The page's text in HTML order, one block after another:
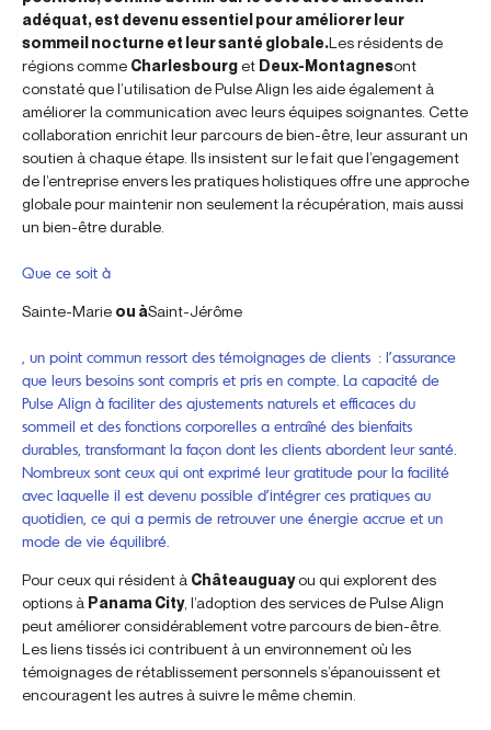
adéquat, est devenu essentiel pour améliorer leur
sommeil nocturne et leur santé globale.Les résidents de
régions comme Charlesbourget Deux-Montagnesont
constaté que l’utilisation de Pulse Align les aide également à
améliorer la communication avec leurs équipes soignantes. Cette
collaboration enrichit leur parcours de bien-être, leur assurant un
soutien à chaque étape. Ils insistent sur le fait que l’engagement
de l’entreprise envers les pratiques holistiques offre une approche
globale pour maintenir non seulement la récupération, mais aussi
un bien-être durable.
Que ce soit à
Sainte-Marie ou àSaint-Jérôme
, un point commun ressort des témoignages de clients : l’assurance
que leurs besoins sont compris et pris en compte. La capacité de
Pulse Align à faciliter des ajustements naturels et efficaces du
sommeil et des fonctions corporelles a entraîné des bienfaits
durables, transformant la façon dont les clients abordent leur santé.
Nombreux sont ceux qui ont exprimé leur gratitude pour la facilité
avec laquelle il est devenu possible d’intégrer ces pratiques au
quotidien, ce qui a permis de retrouver une énergie accrue et un
mode de vie équilibré.
Pour ceux qui résident à Châteauguayou qui explorent des
options à Panama City, l’adoption des services de Pulse Align
peut améliorer considérablement votre parcours de bien-être.
Les liens tissés ici contribuent à un environnement où les
témoignages de rétablissement personnels s’épanouissent et
encouragent les autres à suivre le même chemin.